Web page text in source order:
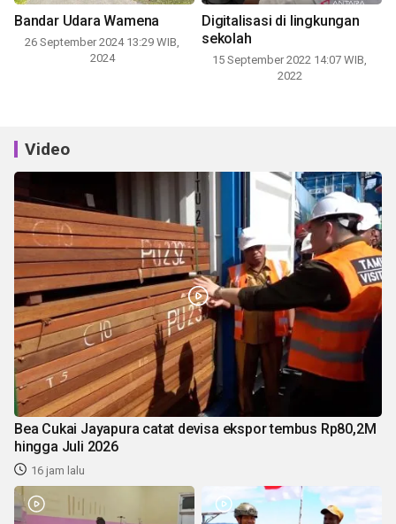
Bandar Udara Wamena
26 September 2024 13:29 WIB,
2024
Digitalisasi di lingkungan
sekolah
15 September 2022 14:07 WIB,
2022
Video
Bea Cukai Jayapura catat devisa ekspor tembus Rp80,2M
hingga Juli 2026
16 jam lalu